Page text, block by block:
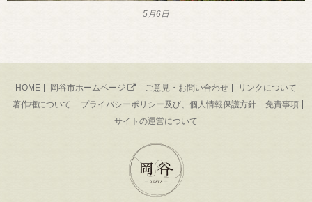
5月6日
HOME 岡谷市ホームページ ご意見・お問い合わせ
リンクについて
著作権について
プライバシーポリシー及び、個人情報保護方針
免責事項
サイトの運営について